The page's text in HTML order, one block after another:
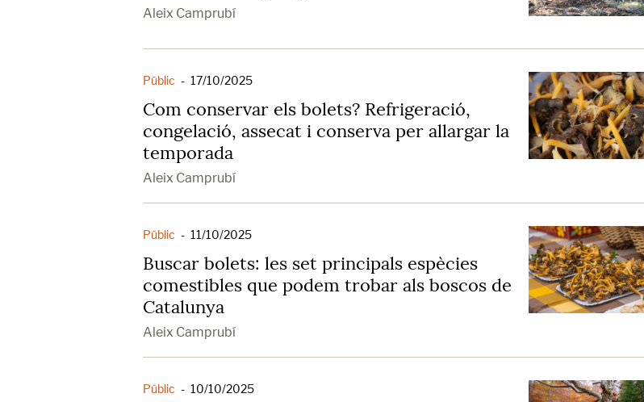
Aleix Camprubí
Públic - 17/10/2025
Com conservar els bolets? Refrigeració,
congelació, assecat i conserva per allargar la
temporada
Aleix Camprubí
Públic - 11/10/2025
Buscar bolets: les set principals espècies
comestibles que podem trobar als boscos de
Catalunya
Aleix Camprubí
Públic - 10/10/2025